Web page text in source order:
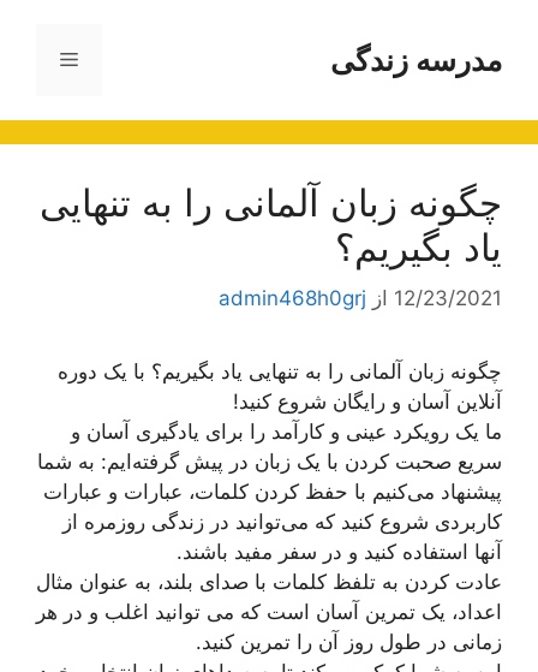
محتوامدرسه زندگی فهرست
چگونه زبان آلمانی را به تنهایی
یاد بگیریم؟
12/23/2021 از admin468h0grj
چگونه زبان آلمانی را به تنهایی یاد بگیریم؟ با یک دوره
آنلاین آسان و رایگان شروع کنید!
ما یک رویکرد عینی و کارآمد را برای یادگیری آسان و
سریع صحبت کردن با یک زبان در پیش گرفته‌ایم: به شما
پیشنهاد می‌کنیم با حفظ کردن کلمات، عبارات و عبارات
کاربردی شروع کنید که می‌توانید در زندگی روزمره از
آنها استفاده کنید و در سفر مفید باشند.
عادت کردن به تلفظ کلمات با صدای بلند، به عنوان مثال
اعداد، یک تمرین آسان است که می توانید اغلب و در هر
زمانی در طول روز آن را تمرین کنید.